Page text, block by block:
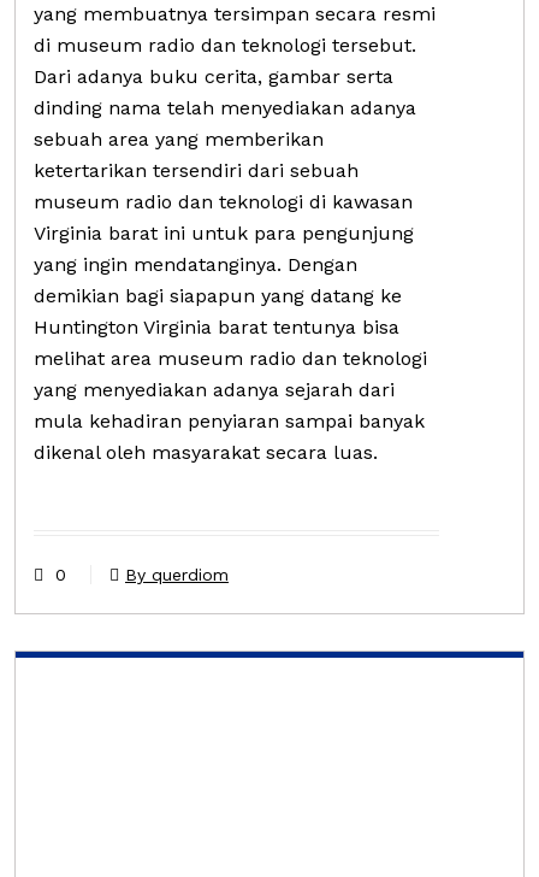
yang membuatnya tersimpan secara resmi
di museum radio dan teknologi tersebut.
Dari adanya buku cerita, gambar serta
dinding nama telah menyediakan adanya
sebuah area yang memberikan
ketertarikan tersendiri dari sebuah
museum radio dan teknologi di kawasan
Virginia barat ini untuk para pengunjung
yang ingin mendatanginya. Dengan
demikian bagi siapapun yang datang ke
Huntington Virginia barat tentunya bisa
melihat area museum radio dan teknologi
yang menyediakan adanya sejarah dari
mula kehadiran penyiaran sampai banyak
dikenal oleh masyarakat secara luas.
0 By querdiom